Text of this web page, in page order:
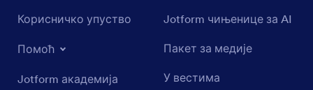
Корисничко упуство
Помоћ
Jotform академија
Jotform чињенице за AI
Пакет за медије
У вестима